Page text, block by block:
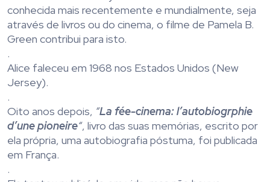
conhecida mais recentemente e mundialmente, seja
através de livros ou do cinema, o filme de Pamela B.
Green contribui para isto.
.
Alice faleceu em 1968 nos Estados Unidos (New
Jersey).
.
Oito anos depois, “La fée-cinema: l’autobiogrphie
d’une pioneire“, livro das suas memórias, escrito por
ela própria, uma autobiografia póstuma, foi publicada
em França.
.